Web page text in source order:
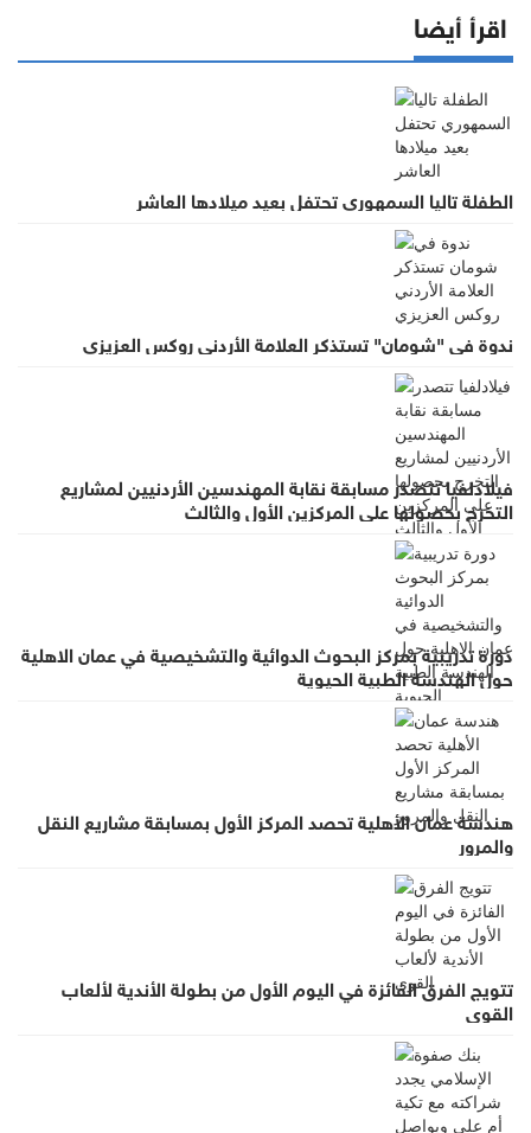
اقرأ أيضا
الطفلة تاليا السمهوري تحتفل بعيد ميلادها العاشر
ندوة في "شومان" تستذكر العلامة الأردني روكس العزيزي
فيلادلفيا تتصدر مسابقة نقابة المهندسين الأردنيين لمشاريع
التخرج بحصولها على المركزين الأول والثالث
دورة تدريبية بمركز البحوث الدوائية والتشخيصية في عمان الاهلية
حول الهندسة الطبية الحيوية
هندسة عمان الأهلية تحصد المركز الأول بمسابقة مشاريع النقل
والمرور
تتويج الفرق الفائزة في اليوم الأول من بطولة الأندية لألعاب
القوى